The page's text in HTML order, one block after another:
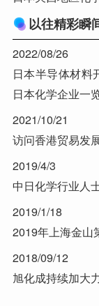
以往精彩瞬
2022/08/26
日本半导体材料
日本化学企业一览
2021/10/21
访问香港贸易发
2019/4/3
中日化学行业人
2019/1/18
2019年上海金山
2018/09/12
旭化成持续加大